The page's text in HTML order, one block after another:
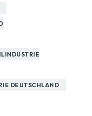
DEUTSCHLAND